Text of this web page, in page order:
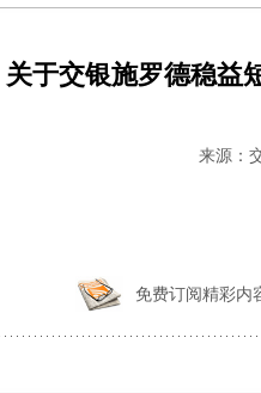
关于交银施罗德稳益
来源：
免费订阅精彩内